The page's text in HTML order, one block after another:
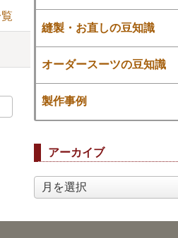
縫製・お直しの豆知識
オーダースーツの豆知識
製作事例
アーカイブ
ア
ー